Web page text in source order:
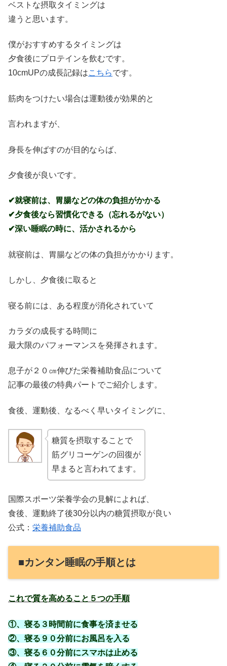
ベストな摂取タイミングは
違うと思います。
僕がおすすめするタイミングは
夕食後にプロテインを飲むです。
10cmUPの成長記録はこちらです。
筋肉をつけたい場合は運動後が効果的と
言われますが、
身長を伸ばすのが目的ならば、
夕食後が良いです。
✔就寝前は、胃腸などの体の負担がかかる
✔夕食後なら習慣化できる（忘れるがない）
✔深い睡眠の時に、活かされるから
就寝前は、胃腸などの体の負担がかかります。
しかし、夕食後に取ると
寝る前には、ある程度が消化されていて
カラダの成長する時間に
最大限のパフォーマンスを発揮されます。
息子が２０㎝伸びた栄養補助食品について
記事の最後の特典パートでご紹介します。
食後、運動後、なるべく早いタイミングに、
糖質を摂取することで
筋グリコーゲンの回復が
早まると言われてます。
国際スポーツ栄養学会の見解によれば、
食後、運動終了後30分以内の糖質摂取が良い
公式： 栄養補助食品
■カンタン睡眠の手順とは
これで質を高めること５つの手順
①、寝る３時間前に食事を済ませる
②、寝る９０分前にお風呂を入る
③、寝る６０分前にスマホは止める